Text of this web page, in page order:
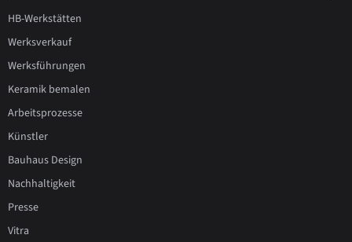
HB-Werkstätten
Werksverkauf
Werksführungen
Keramik bemalen
Arbeitsprozesse
Künstler
Bauhaus Design
Nachhaltigkeit
Presse
Vitra